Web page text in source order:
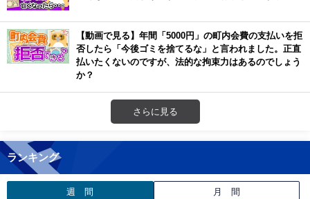
【動画で見る】年間「5000円」の町内会費の支払いを拒
否したら「今後ゴミを捨てるな」と言われました。正直
払いたくないのですが、法的な拘束力はあるのでしょう
か？
さらに見る
ランキング
週 間 月 間